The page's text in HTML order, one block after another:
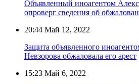
Объявленный иноагентом
опроверг сведения об
20:44 Май 12, 2022
Защита объявленного
Невзорова обжаловала его арест
15:23 Май 6, 2022